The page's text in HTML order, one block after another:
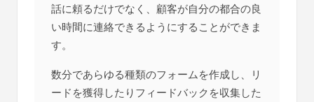
話に頼るだけでなく、顧客が自分の都合の良
い時間に連絡できるようにすることができま
す。
数分であらゆる種類のフォームを作成し、リ
ードを獲得したりフィードバックを収集した